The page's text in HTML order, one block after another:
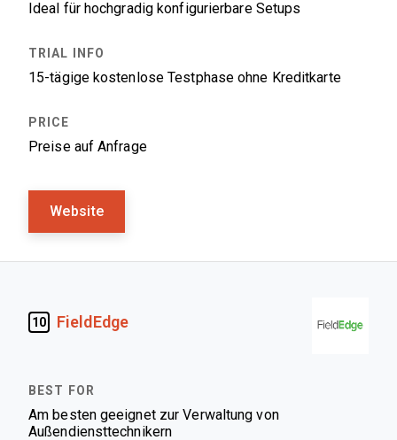
Ideal für hochgradig konfigurierbare Setups
15-tägige kostenlose Testphase ohne Kreditkarte
Preise auf Anfrage
Website
10 FieldEdge
Am besten geeignet zur Verwaltung von
Außendiensttechnikern